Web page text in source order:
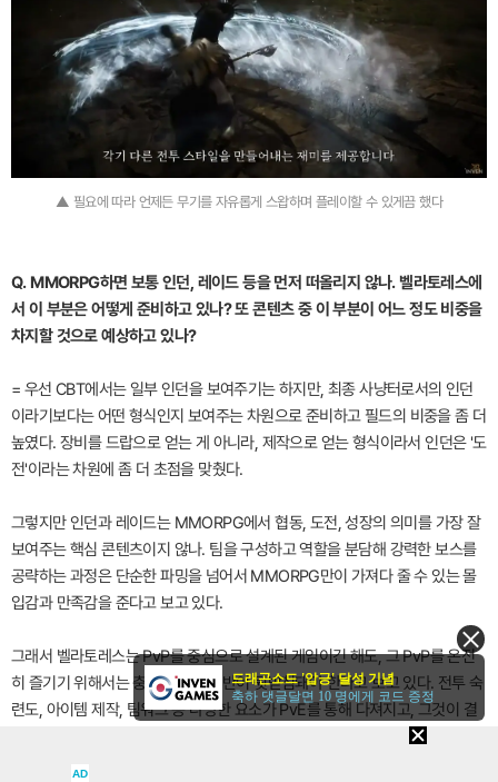
▲ 필요에 따라 언제든 무기를 자유롭게 스왑하며 플레이할 수 있게끔 했다
Q. MMORPG하면 보통 인던, 레이드 등을 먼저 떠올리지 않나. 벨라토레스에
서 이 부분은 어떻게 준비하고 있나? 또 콘텐츠 중 이 부분이 어느 정도 비중을
차지할 것으로 예상하고 있나?
= 우선 CBT에서는 일부 인던을 보여주기는 하지만, 최종 사냥터로서의 인던
이라기보다는 어떤 형식인지 보여주는 차원으로 준비하고 필드의 비중을 좀 더
높였다. 장비를 드랍으로 얻는 게 아니라, 제작으로 얻는 형식이라서 인던은 '도
전'이라는 차원에 좀 더 초점을 맞췄다.
그렇지만 인던과 레이드는 MMORPG에서 협동, 도전, 성장의 의미를 가장 잘
보여주는 핵심 콘텐츠이지 않나. 팀을 구성하고 역할을 분담해 강력한 보스를
공략하는 과정은 단순한 파밍을 넘어서 MMORPG만이 가져다 줄 수 있는 몰
입감과 만족감을 준다고 보고 있다.
그래서 벨라토레스는 PvP를 중심으로 설계된 게임이긴 해도, 그 PvP를 온전
히 즐기기 위해서는 충분한 PvE 기반이 뒷받침돼야 한다고 보고 있다. 전투 숙
련도, 아이템 제작, 팀워크 등 다양한 요소가 PvE를 통해 다져지고, 그것이 결
AD
드래곤소드 '압긍' 달성 기념
축하 댓글달면 10 명에게 코드 증정